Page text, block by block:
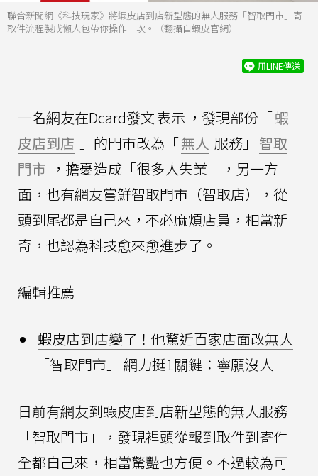
聯合新聞網《科技玩家》將蝦皮店到店新型態的無人服務「智取門市」寄
取件流程製成懶人包帶你操作一次。（翻攝自蝦皮官網）
用LINE傳送
一名網友在Dcard發文表示 ，發現部份「蝦
皮店到店 」的門市改為「無人 服務」 智取
門市 ，擔憂造成「很多人失業」，另一方
面，也有網友嘗鮮智取門市（智取店），從
頭到尾都是自己來，不必麻煩店員，相當新
奇，也認為科技愈來愈進步了。
編輯推薦
蝦皮店到店變了！他驚近百家店面改無人
「智取門市」 網力挺1關鍵：寧願沒人
日前有網友到蝦皮店到店新型態的無人服務
「智取門市」，發現裡頭從報到取件到寄件
全都自己來，相當驚豔也方便。不過較為可